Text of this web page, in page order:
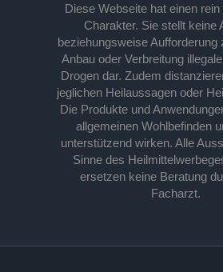
Diese Webseite hat einen
Charakter. Sie stellt keine
beziehungsweise Aufforderung
Anbau oder Verbreitung
Drogen dar. Zudem
jeglichen Heilaussagen oder
Die Produkte und
allgemeinen Wohlbefinden
unterstützend wirken. Alle
Sinne des
ersetzen keine Beratung
Facharzt.